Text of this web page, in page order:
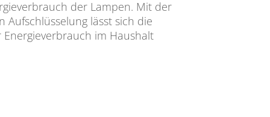
der Lampen. Mit der
lässt sich die
im Haushalt